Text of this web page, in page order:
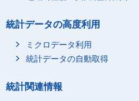
統計データの高度利用
ミクロデータ利用
統計データの自動取得
統計関連情報